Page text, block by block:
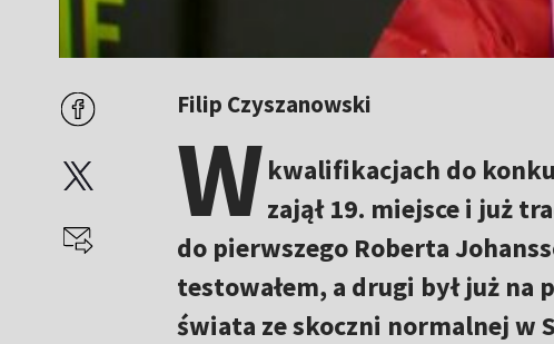
Filip Czyszanowski
Wkwalifikacjach do
zajął 19. miejsce i już
do pierwszego Roberta
testowałem, a drugi był już
świata ze skoczni normalnej w